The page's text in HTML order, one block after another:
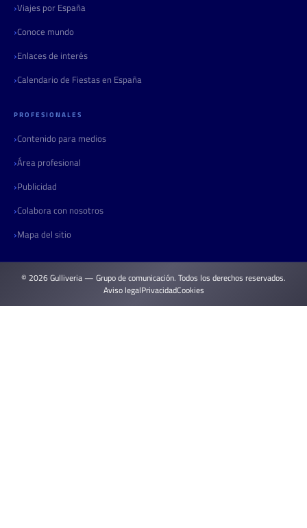
Viajes por España
Conoce mundo
Enlaces de interés
Calendario de Fiestas en España
PROFESIONALES
Contenido para medios
Área profesional
Publicidad
Colabora con nosotros
Mapa del sitio
© 2026 Gulliveria — Grupo de comunicación. Todos los derechos reservados.
Aviso legalPrivacidadCookies